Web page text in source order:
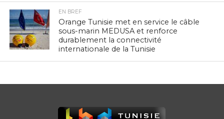
EN BREF
Orange Tunisie met en service le câble
sous-marin MEDUSA et renforce
durablement la connectivité
internationale de la Tunisie